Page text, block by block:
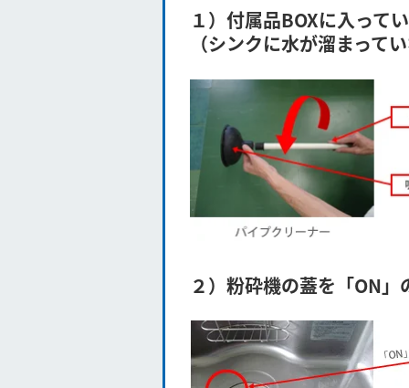
１） 付属品BOXに入って
（シンクに水が溜まって
２）粉砕機の蓋を「ON